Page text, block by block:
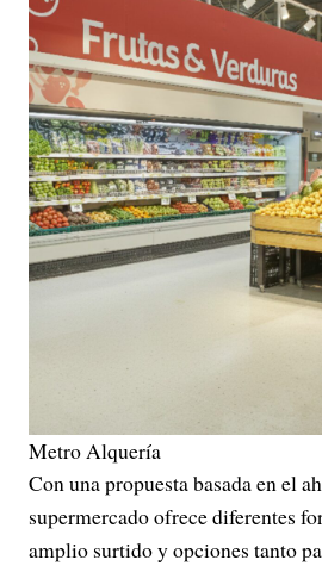
Metro Alquería
Con una propuesta basada en el
supermercado ofrece diferentes
amplio surtido y opciones tanto